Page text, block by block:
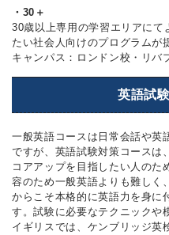
・30＋
30歳以上専用の学習エリアにて
たい社会人向けのプログラムが
キャンパス：ロンドン校・リバ
英語試
一般英語コースは日常会話や英
ですが、英語試験対策コースは
コアアップを目指したい人のた
容のため一般英語よりも難しく
からこそ本格的に英語力を身に
す。試験に必要なテクニックや
イギリスでは、ケンブリッジ英